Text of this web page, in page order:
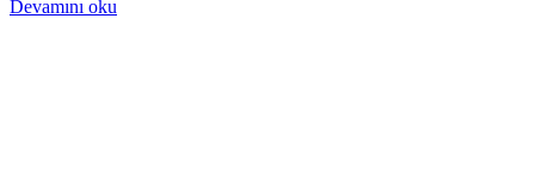
Devamını oku